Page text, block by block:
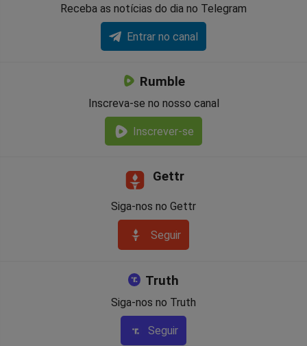
Receba as notícias do dia no Telegram
Entrar no canal
Rumble
Inscreva-se no nosso canal
Inscrever-se
Gettr
Siga-nos no Gettr
Seguir
Truth
Siga-nos no Truth
Seguir